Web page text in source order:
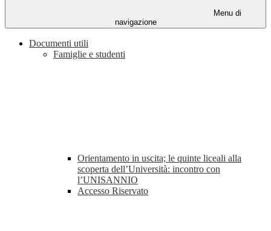
Menu di
navigazione
Documenti utili
Famiglie e studenti
Orientamento in uscita; le quinte liceali alla
scoperta dell’Università: incontro con
l’UNISANNIO
Accesso Riservato